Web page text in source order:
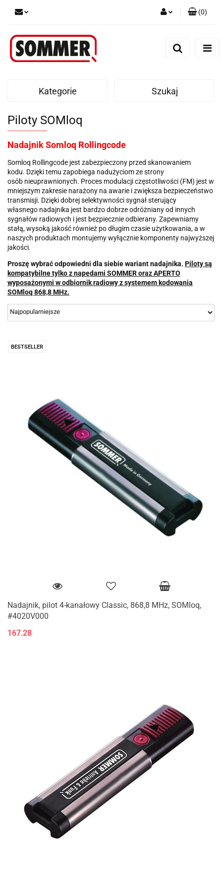
(0)
Kategorie Szukaj
Piloty SOMloq
Nadajnik Somloq Rollingcode
Somloq Rollingcode jest zabezpieczony przed skanowaniem
kodu. Dzięki temu zapobiega nadużyciom ze strony
osób nieuprawnionych. Proces modulacji częstotliwości (FM) jest w
mniejszym zakresie narażony na awarie i zwiększa bezpieczeństwo
transmisji. Dzięki dobrej selektywności sygnał sterujący
własnego nadajnika jest bardzo dobrze odróżniany od innych
sygnałów radiowych i jest bezpiecznie odbierany. Zapewniamy
stałą, wysoką jakość również po długim czasie użytkowania, a w
naszych produktach montujemy wyłącznie komponenty najwyższej
jakości.
Proszę wybrać odpowiedni dla siebie wariant nadajnika. Piloty są
kompatybilne tylko z napędami SOMMER oraz APERTO
wyposażonymi w odbiornik radiowy z systemem kodowania
SOMloq 868,8 MHz.
BESTSELLER
Nadajnik, pilot 4-kanałowy Classic, 868,8 MHz, SOMloq,
#4020V000
167.28